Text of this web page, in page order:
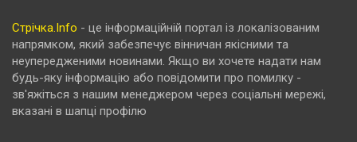
Стрічка.Info - це інформаційній портал із локалізованим
напрямком, який забезпечує вінничан якісними та
неупередженими новинами. Якщо ви хочете надати нам
будь-яку інформацію або повідомити про помилку -
зв'яжіться з нашим менеджером через соціальні мережі,
вказані в шапці профілю